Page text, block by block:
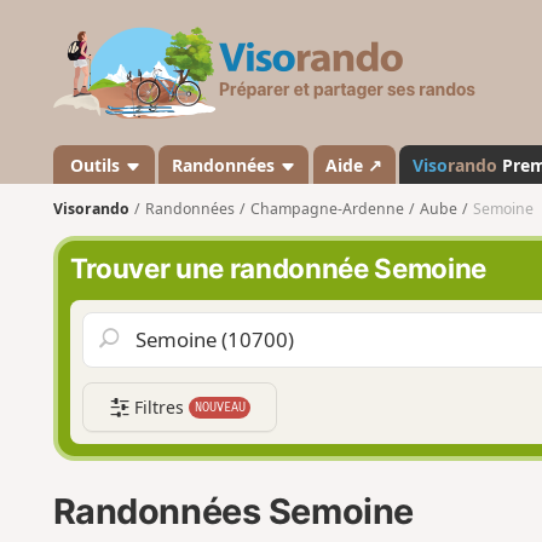
s
a
n
d
o
Outils Randonnées Aide ↗ Visorando
Visorando Randonnées Champagne-Ardenne Aube Semoine
Trouver une randonnée Semoine
Filtres NOUVEAU
Randonnées Semoine